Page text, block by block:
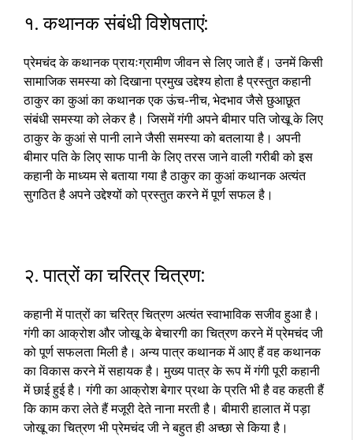
१. कथानक संबंधी विशेषताएं:
प्रेमचंद के कथानक प्रायःग्रामीण जीवन से लिए जाते हैं। उनमें किसी
सामाजिक समस्या को दिखाना प्रमुख उद्देश्य होता है प्रस्तुत कहानी
ठाकुर का कुआं का कथानक एक ऊंच-नीच, भेदभाव जैसे छुआछूत
संबंधी समस्या को लेकर है। जिसमें गंगी अपने बीमार पति जोखू के लिए
ठाकुर के कुआं से पानी लाने जैसी समस्या को बतलाया है। अपनी
बीमार पति के लिए साफ पानी के लिए तरस जाने वाली गरीबी को इस
कहानी के माध्यम से बताया गया है ठाकुर का कुआं कथानक अत्यंत
सुगठित है अपने उद्देश्यों को प्रस्तुत करने में पूर्ण सफल है।
२. पात्रों का चरित्र चित्रण:
कहानी में पात्रों का चरित्र चित्रण अत्यंत स्वाभाविक सजीव हुआ है।
गंगी का आक्रोश और जोखू के बेचारगी का चित्रण करने में प्रेमचंद जी
को पूर्ण सफलता मिली है। अन्य पात्र कथानक में आए हैं वह कथानक
का विकास करने में सहायक है। मुख्य पात्र के रूप में गंगी पूरी कहानी
में छाई हुई है। गंगी का आक्रोश बेगार प्रथा के प्रति भी है वह कहती हैं
कि काम करा लेते हैं मजूरी देते नाना मरती है। बीमारी हालात में पड़ा
जोखू का चित्रण भी प्रेमचंद जी ने बहुत ही अच्छा से किया है।